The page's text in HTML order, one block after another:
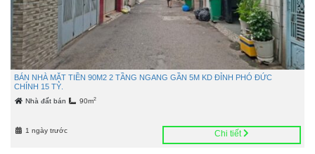
BÁN NHÀ MẶT TIỀN 90M2 2 TẦNG NGANG GẦN 5M KD ĐỈNH PHÓ ĐỨC
CHÍNH 15 TỶ.
Nhà đất bán 90m2
1 ngày trước Chi tiết